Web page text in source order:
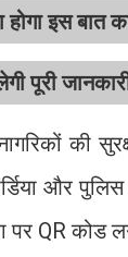
इस बात
पूरी
की
और
QR कोड